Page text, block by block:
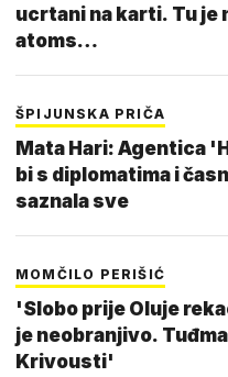
ucrtani na karti. Tu je
atoms…
ŠPIJUNSKA PRIČA
Mata Hari: Agentica
bi s diplomatima i
saznala sve
MOMČILO PERIŠIĆ
'Slobo prije Oluje
je neobranjivo.
Krivousti'